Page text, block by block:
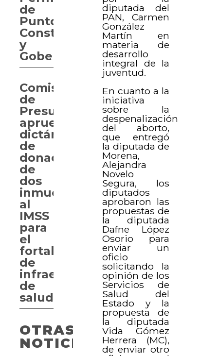
diputada del
PAN, Carmen
González
Martín en
materia de
desarrollo
integral de la
juventud.
En cuanto a la
iniciativa
sobre la
despenalización
del aborto,
que entregó
la diputada de
Morena,
Alejandra
Novelo
Segura, los
diputados
aprobaron las
propuestas de
la diputada
Dafne López
Osorio para
enviar un
oficio
solicitando la
opinión de los
Servicios de
Salud del
Estado y la
propuesta de
la diputada
Vida Gómez
Herrera (MC),
de enviar otro
de
Puntos
Constitucionales
y
Gobernación
Comisión
de
Presupuesto
aprueba
dictámenes
de
donación
de
dos
inmuebles
al
IMSS
para
el
fortalecimiento
de
infraestructura
de
salud
OTRAS
NOTICIAS